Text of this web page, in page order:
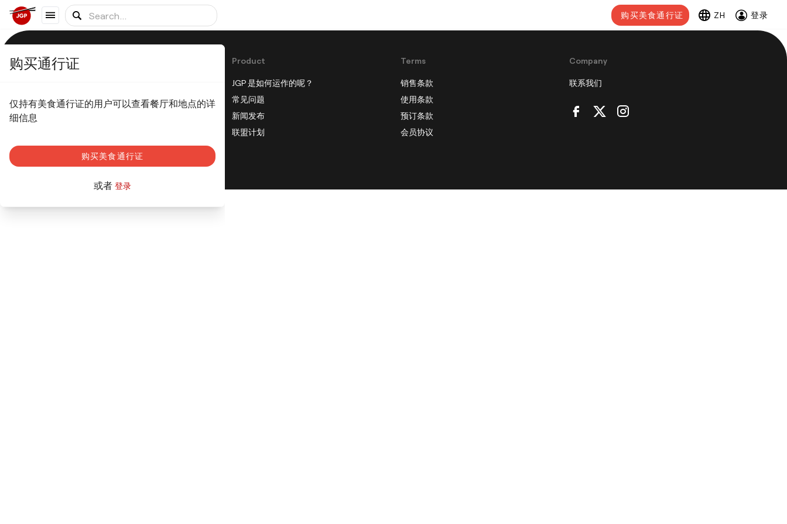
购买美食通行证 ZH 登录
购买通行证
仅持有美食通行证的用户可以查看餐厅和地点的详
细信息
购买美食通行证
或者 登录
© JapanGourmetPass 2023
Product
JGP 是如何运作的呢？
常见问题
新闻发布
联盟计划
Terms
销售条款
使用条款
预订条款
会员协议
Company
联系我们